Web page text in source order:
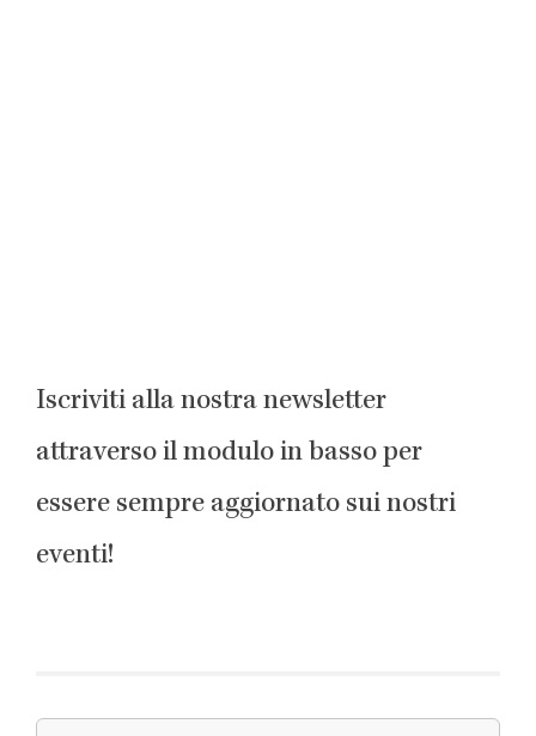
Iscriviti alla nostra newsletter
attraverso il modulo in basso per
essere sempre aggiornato sui nostri
eventi!